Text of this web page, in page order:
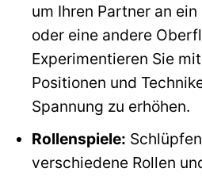
um Ihren Partner an
oder eine andere
Experimentieren Sie
Positionen und
Spannung zu erhöhen.
Rollenspiele:
verschiedene Rollen